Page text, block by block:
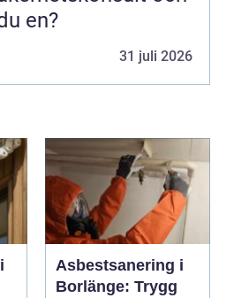
en?
31 juli 2026
Asbestsanering i
Borlänge: Trygg